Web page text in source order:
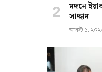
মদনে
সাদ্দাম
আগস্ট ৫,